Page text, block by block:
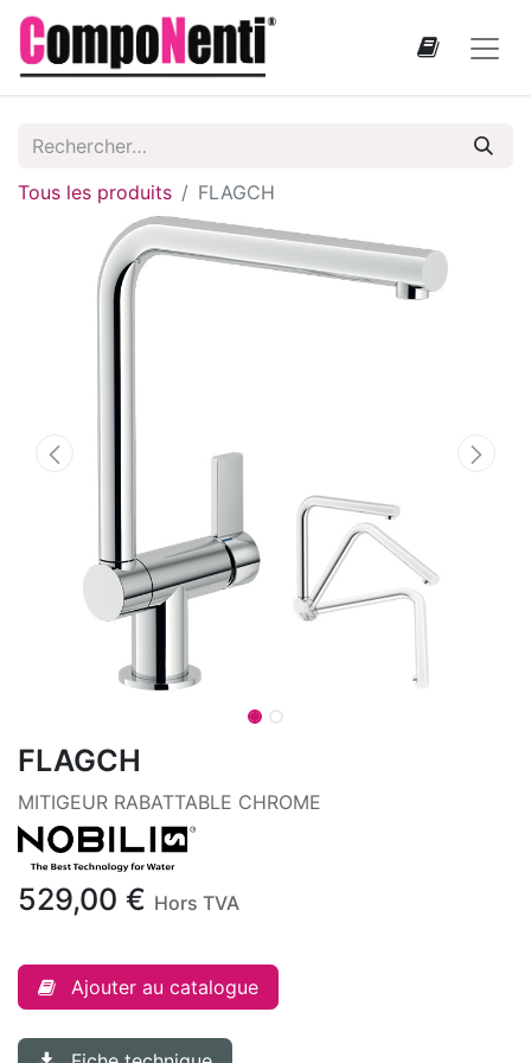
Tous les produits FLAGCH
FLAGCH
MITIGEUR RABATTABLE CHROME
529,00 € Hors TVA
Ajouter au catalogue